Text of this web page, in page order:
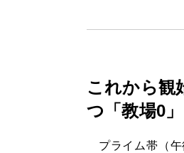
これから観
つ「教場0
プライム帯（午